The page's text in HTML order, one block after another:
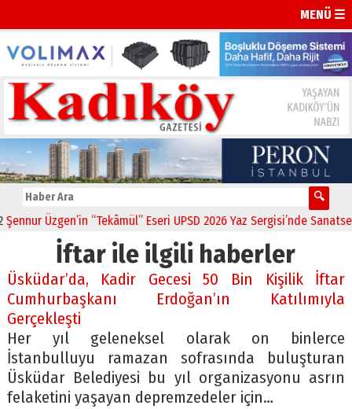
MENÜ ☰
Üzgen’in “Tekâmül” Eseri UPSD 2026 Yaz Sergisi’nde
İftar ile ilgili haberler
Üsküdar’da, Kadir Gecesi 50 Bin Kişilik İftar
Cumhurbaşkanı Erdoğan’ın Katılımıyla
Gerçekleşti
Her yıl geleneksel olarak on binlerce
İstanbulluyu ramazan sofrasında buluşturan
Üsküdar Belediyesi bu yıl organizasyonu asrın
felaketini yaşayan depremzedeler için…